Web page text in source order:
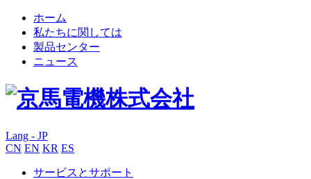
ホーム
私たちに関しては
製品センター
ニュース
Lang - JP
CN EN KR ES
サービスとサポート